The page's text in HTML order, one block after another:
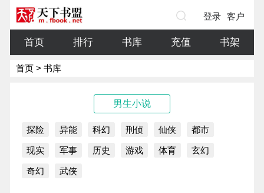
登录 客户
端
首页 排行 书库 充值 书架
首页 > 书库
男生小说
探险 异能 科幻 刑侦 仙侠 都市
现实 军事 历史 游戏 体育 玄幻
奇幻 武侠